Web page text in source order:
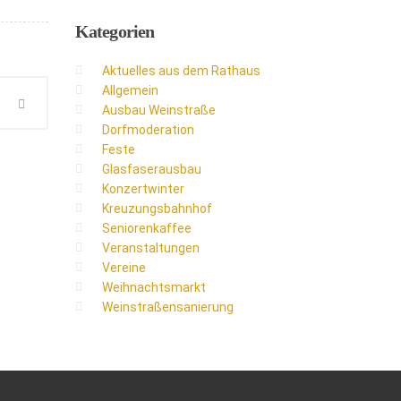
Kategorien
Aktuelles aus dem Rathaus
Allgemein
Ausbau Weinstraße
Dorfmoderation
Feste
Glasfaserausbau
Konzertwinter
Kreuzungsbahnhof
Seniorenkaffee
Veranstaltungen
Vereine
Weihnachtsmarkt
Weinstraßensanierung